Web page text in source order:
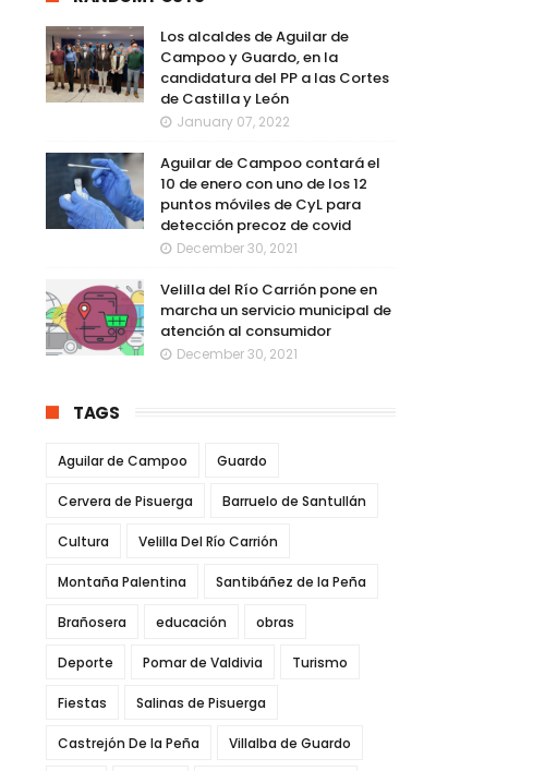
Los alcaldes de Aguilar de
Campoo y Guardo, en la
candidatura del PP a las Cortes
de Castilla y León
January 07, 2022
Aguilar de Campoo contará el
10 de enero con uno de los 12
puntos móviles de CyL para
detección precoz de covid
December 30, 2021
Velilla del Río Carrión pone en
marcha un servicio municipal de
atención al consumidor
December 30, 2021
TAGS
Aguilar de Campoo Guardo
Cervera de Pisuerga Barruelo de Santullán
Cultura Velilla Del Río Carrión
Montaña Palentina Santibáñez de la Peña
Brañosera educación obras
Deporte Pomar de Valdivia Turismo
Fiestas Salinas de Pisuerga
Castrejón De la Peña Villalba de Guardo